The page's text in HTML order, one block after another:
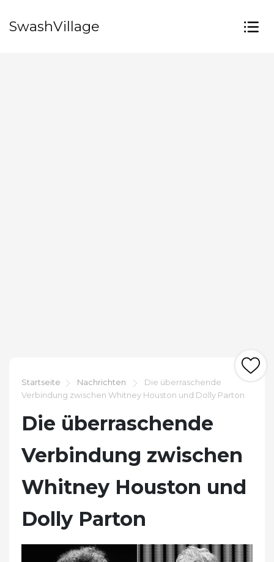
SwashVillage
Startseite Nachrichten
Die überraschende
Verbindung zwischen Whitney Houston und Dolly Parton
Die überraschende
Verbindung zwischen
Whitney Houston und
Dolly Parton